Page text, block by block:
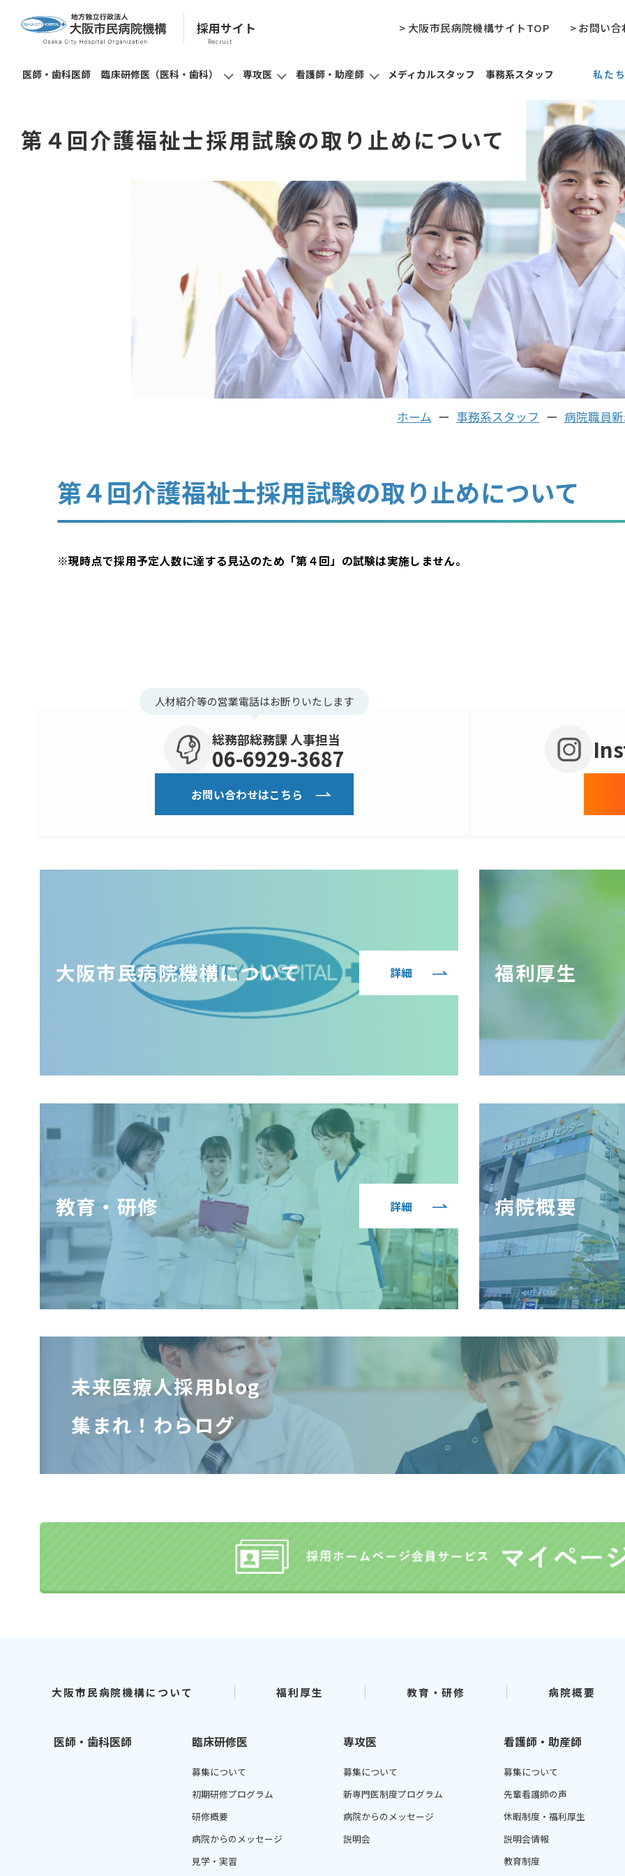
採用サイト
医師・歯科医師 臨床研修医（医科・歯科）
臨床研修医
病院見学会
専攻医
専攻医
新専門医制度プログラム
看護師・助産師
看護師・助産師
教育制度
就職Q&A
メディカルスタッフ 事務系スタッフ 私た
> 大阪市民病院機構サイトTOP > お問い合
第４回介護福祉士採用試験の取り止めについて
ホーム 事務系スタッフ 病院職員
第４回介護福祉士採用試験の取り止めについて
※現時点で採用予定人数に達する見込のため「第４回」の試験は実施しません。
人材紹介等の営業電話はお断りいたします
総務部総務課 人事担当
06-6929-3687
お問い合わせはこちら
大阪市民病院機構について 詳細 福利厚生
教育・研修 詳細 病院概要
未来医療人採用blog
集まれ！わらログ
大阪市民病院機構について 福利厚生 教育・研修 病院概要
医師・歯科医師 臨床研修医
募集について
初期研修プログラム
研修概要
病院からのメッセージ
見学・実習
専攻医
募集について
新専門医制度プログラム
病院からのメッセージ
説明会
看護師・助産師
募集について
先輩看護師の声
休暇制度・福利厚生
説明会情報
教育制度